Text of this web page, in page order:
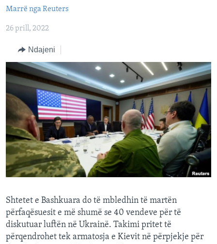
Kalo
tek
EVROPA
BOTA
MJEDISI
KULTURË
SHKENCË DHE TEKNOLOGJI
SHËNDETËSI
INTERVISTA
DITARI
Learning English
FOLLOW US
Gjuhët
Marrë nga Reuters
26 prill, 2022
Ndajeni
Shtetet e Bashkuara do të mbledhin të martën
përfaqësuesit e më shumë se 40 vendeve për të
diskutuar luftën në Ukrainë. Takimi pritet të
përqendrohet tek armatosja e Kievit në përpjekje për